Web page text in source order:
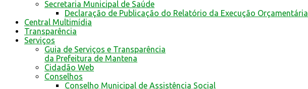
Secretaria Municipal de Saúde
Declaração de Publicação do Relatório da Execução Orçamentária
Central Multimídia
Transparência
Serviços
Guia de Serviços e Transparência
da Prefeitura de Mantena
Cidadão Web
Conselhos
Conselho Municipal de Assistência Social